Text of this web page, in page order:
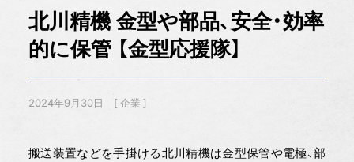
北川精機 金型や部品、安全・効率
的に保管 【金型応援隊】
2024年9月30日 企業
搬送装置などを手掛ける北川精機は金型保管や電極、部